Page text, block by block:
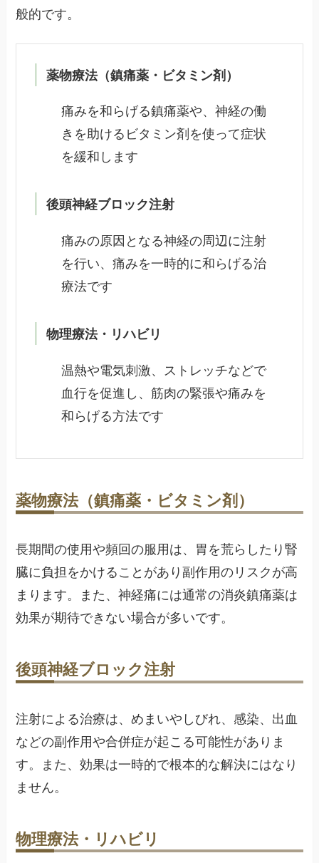
般的です。
薬物療法（鎮痛薬・ビタミン剤）
痛みを和らげる鎮痛薬や、神経の働
きを助けるビタミン剤を使って症状
を緩和します
後頭神経ブロック注射
痛みの原因となる神経の周辺に注射
を行い、痛みを一時的に和らげる治
療法です
物理療法・リハビリ
温熱や電気刺激、ストレッチなどで
血行を促進し、筋肉の緊張や痛みを
和らげる方法です
薬物療法（鎮痛薬・ビタミン剤）
長期間の使用や頻回の服用は、胃を荒らしたり腎
臓に負担をかけることがあり副作用のリスクが高
まります。また、神経痛には通常の消炎鎮痛薬は
効果が期待できない場合が多いです。
後頭神経ブロック注射
注射による治療は、めまいやしびれ、感染、出血
などの副作用や合併症が起こる可能性がありま
す。また、効果は一時的で根本的な解決にはなり
ません。
物理療法・リハビリ